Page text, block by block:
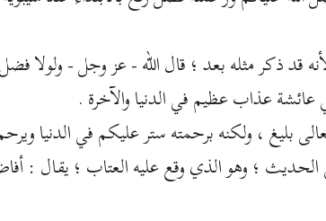
قد ذكر مثله بعد ؛ قال الله - عز وجل - ولولا
عذاب عظيم في الدنيا والآخرة .
بليغ ، ولكنه برحمته ستر عليكم في الدنيا
الحديث ؛ وهو الذي وقع عليه العتاب ؛ يقال :